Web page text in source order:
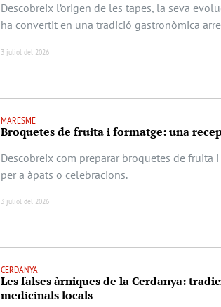
Descobreix l’origen de les tapes, la seva
ha convertit en una tradició gastronòmica
3 juliol del 2026
MARESME
Broquetes de fruita i formatge: una
Descobreix com preparar broquetes de fruita
per a àpats o celebracions.
3 juliol del 2026
CERDANYA
Les falses àrniques de la Cerdanya:
medicinals locals